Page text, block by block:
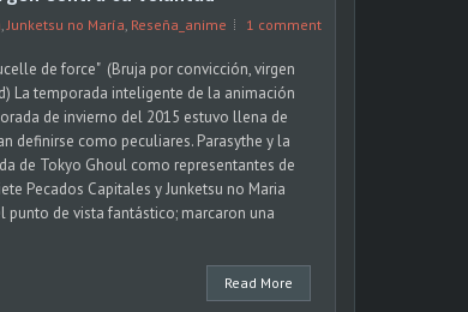
Junketsu no María Reseña_anime 1 comment
de force" (Bruja por convicción, virgen
La temporada inteligente de la animación
de invierno del 2015 estuvo llena de
definirse como peculiares. Parasythe y la
de Tokyo Ghoul como representantes de
Pecados Capitales y Junketsu no Maria
punto de vista fantástico; marcaron una
Read More